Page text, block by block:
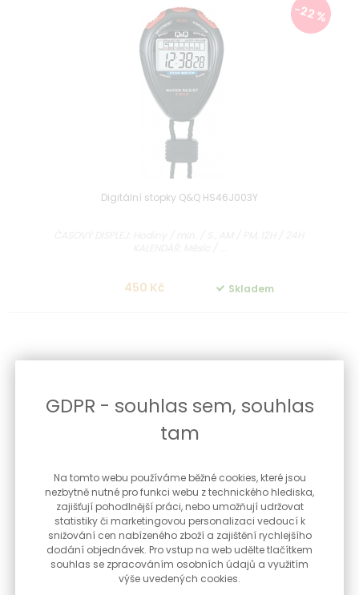
-22 %
Digitální stopky Q&Q HS46J003Y
450 Kč Skladem
Digitální stopky JVD ST2810
Stopky s přesností na 1/100 sekundy Čas Budík Datum, den v
týd...
GDPR - souhlas sem, souhlas
tam
Na tomto webu používáme běžné cookies, které jsou
nezbytně nutné pro funkci webu z technického hlediska,
zajišťují pohodlnější práci, nebo umožňují udržovat
statistiky či marketingovou personalizaci vedoucí k
snižování cen nabízeného zboží a zajištění rychlejšího
dodání objednávek. Pro vstup na web udělte tlačítkem
souhlas se zpracováním osobních údajů a využitím
výše uvedených cookies.